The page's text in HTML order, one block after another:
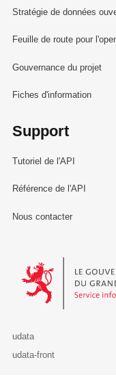
Stratégie de données
Feuille de route pour
Gouvernance du projet
Fiches d'information
Support
Tutoriel de l'API
Référence de l'API
Nous contacter
Le Gouvernement du
udata
udata-front